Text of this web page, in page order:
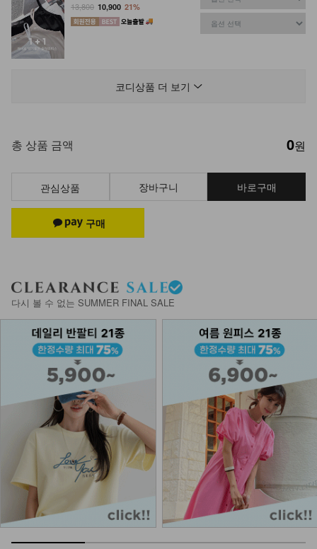
13,800 10,900 21%
NK84-A-1/보정속옷
9,900
나시 1+1+1
22,700
12,900
KOA-T-12/나시에이비
13,900 8,280 40%
NKA-T-7/기본이너 끈나시
7,900 5,900
KOA-T-26/스퀘어 스판나시
13,900 9,900 29%
NKA-U-2/똥배보정 속바지
9,900 5,900 40%
코디상품 더 보기
총 상품 금액 0원
관심상품 장바구니 바로구매
다시 볼 수 없는 SUMMER FINAL SALE